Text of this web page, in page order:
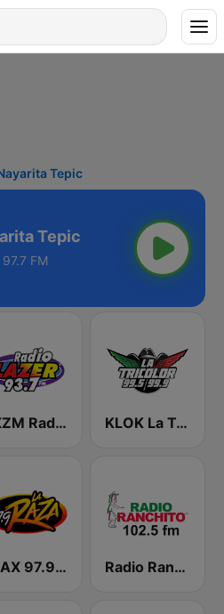
Tepic
Tepic
FM
KXZM Radio Lazer 93.7 FM KLOK La Tricolor 99.5 FM
KLAX 97.9 La Raza FM Radio Ranchito